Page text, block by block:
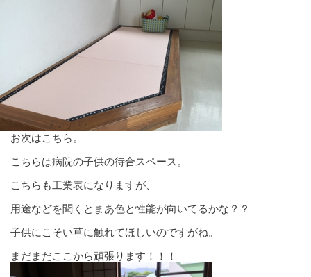
お次はこちら。
こちらは病院の子供の待合スペース。
こちらも工業表になりますが、
用途などを聞くとまあ色と性能が向いてるかな？？
子供にこそい草に触れてほしいのですがね。
まだまだここから頑張ります！！！